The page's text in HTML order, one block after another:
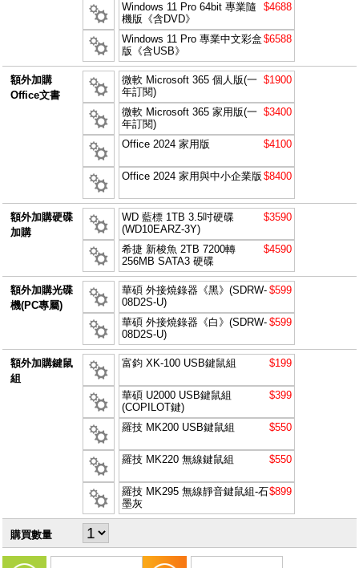
Windows 11 Pro 64bit 專業隨
機版《含DVD》
$4688
Windows 11 Pro 專業中文彩盒
版《含USB》
$6588
額外加購
Office文書
微軟 Microsoft 365 個人版(一
年訂閱)
$1900
微軟 Microsoft 365 家用版(一
年訂閱)
$3400
Office 2024 家用版 $4100
Office 2024 家用與中小企業版 $8400
額外加購硬碟
加購
WD 藍標 1TB 3.5吋硬碟
(WD10EARZ-3Y)
$3590
希捷 新梭魚 2TB 7200轉
256MB SATA3 硬碟
$4590
額外加購光碟
機(PC專屬)
華碩 外接燒錄器《黑》(SDRW-
08D2S-U)
$599
華碩 外接燒錄器《白》(SDRW-
08D2S-U)
$599
額外加購鍵鼠
組
富鈞 XK-100 USB鍵鼠組 $199
華碩 U2000 USB鍵鼠組
(COPILOT鍵)
$399
羅技 MK200 USB鍵鼠組 $550
羅技 MK220 無線鍵鼠組 $550
羅技 MK295 無線靜音鍵鼠組-石
墨灰
$899
購買數量